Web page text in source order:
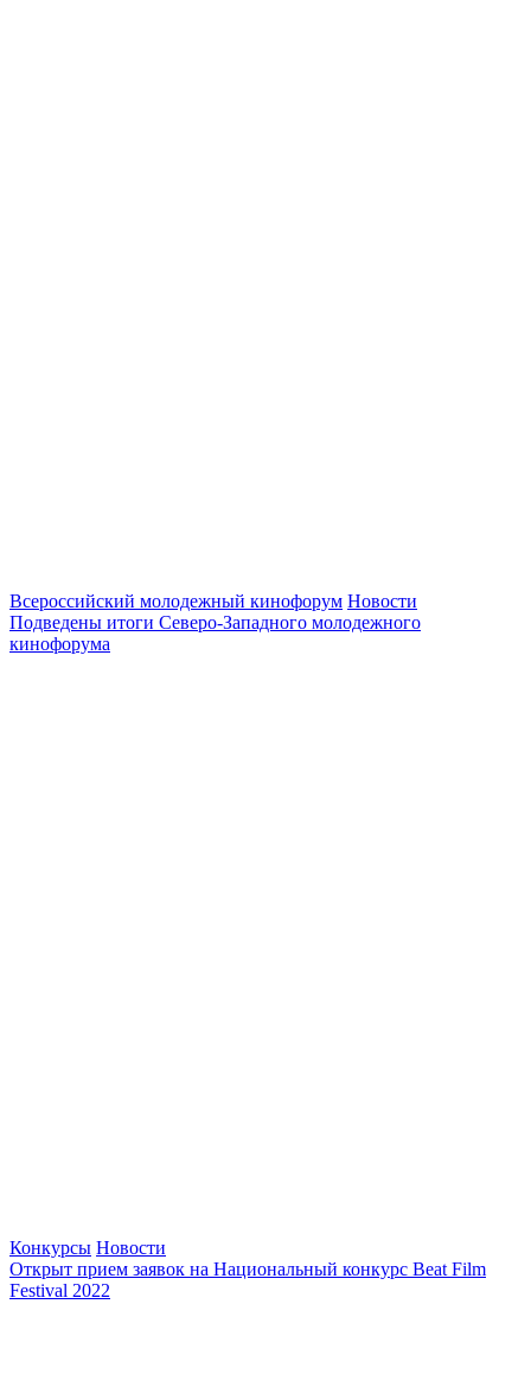
Всероссийский молодежный кинофорум Новости
Подведены итоги Северо-Западного молодежного
кинофорума
Конкурсы Новости
Открыт прием заявок на Национальный конкурс Beat Film
Festival 2022